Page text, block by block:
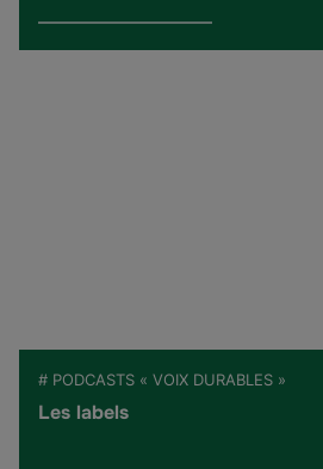
# PODCASTS « VOIX DURABLES »
Les labels